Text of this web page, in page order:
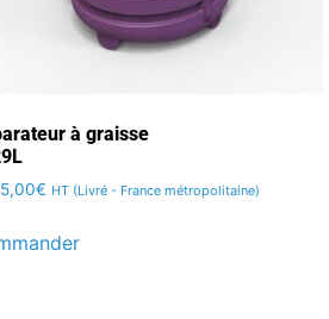
à graisse
€ HT (Livré - France métropolitaine)